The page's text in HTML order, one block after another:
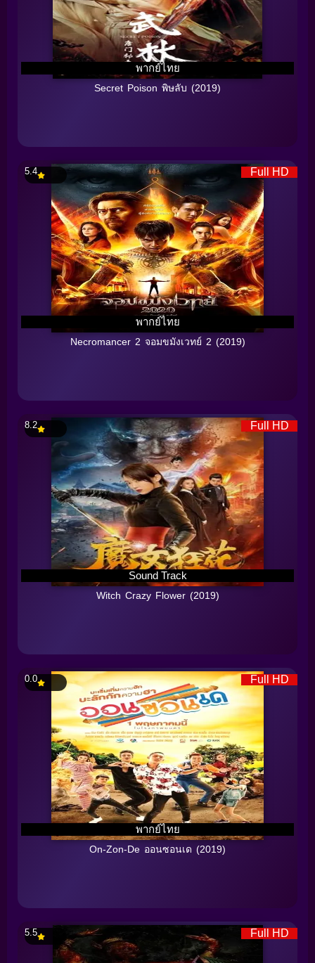
พากย์ไทย
Secret Poison พิษลับ (2019)
Full HD
พากย์ไทย
5.4
Necromancer 2 จอมขมังเวทย์ 2 (2019)
Full HD
Sound Track
8.2
Witch Crazy Flower (2019)
Full HD
พากย์ไทย
0.0
On-Zon-De ออนซอนเด (2019)
Full HD
5.5